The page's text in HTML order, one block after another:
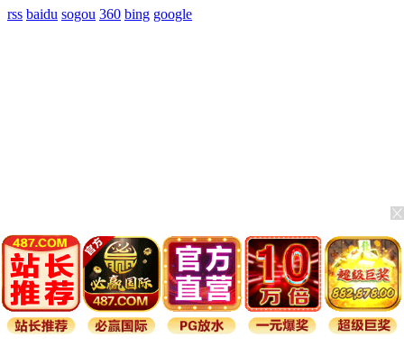
rss baidu sogou 360 bing google